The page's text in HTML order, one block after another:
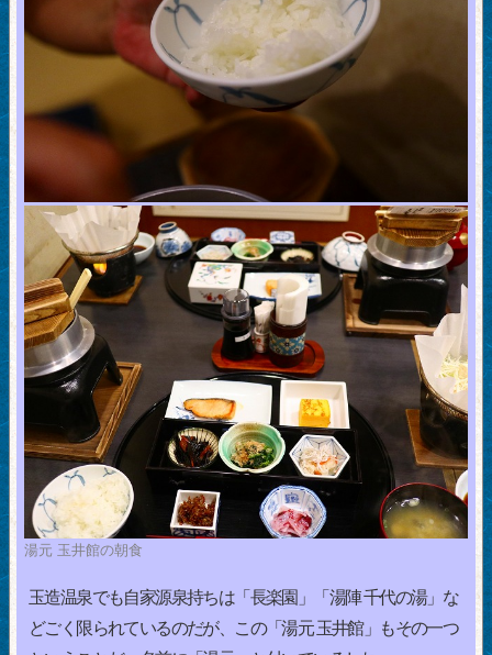
湯元 玉井館の朝食
玉造温泉でも自家源泉持ちは「長楽園」「湯陣 千代の湯」な
どごく限られているのだが、この「湯元 玉井館」もその一つ